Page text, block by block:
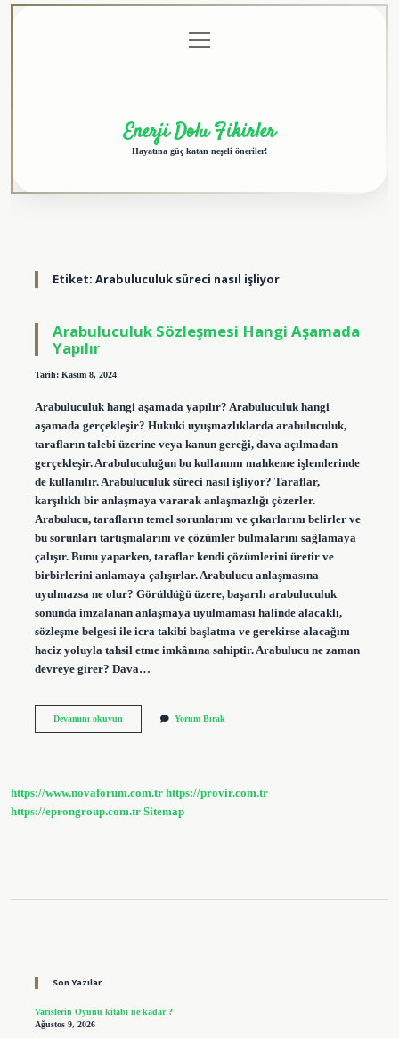
menüyü
aç
Enerji Dolu Fikirler
Hayatına güç katan neşeli öneriler!
Etiket: Arabuluculuk süreci nasıl işliyor
Arabuluculuk Sözleşmesi Hangi Aşamada
Yapılır
Tarih: Kasım 8, 2024
Arabuluculuk hangi aşamada yapılır? Arabuluculuk hangi
aşamada gerçekleşir? Hukuki uyuşmazlıklarda arabuluculuk,
tarafların talebi üzerine veya kanun gereği, dava açılmadan
gerçekleşir. Arabuluculuğun bu kullanımı mahkeme işlemlerinde
de kullanılır. Arabuluculuk süreci nasıl işliyor? Taraflar,
karşılıklı bir anlaşmaya vararak anlaşmazlığı çözerler.
Arabulucu, tarafların temel sorunlarını ve çıkarlarını belirler ve
bu sorunları tartışmalarını ve çözümler bulmalarını sağlamaya
çalışır. Bunu yaparken, taraflar kendi çözümlerini üretir ve
birbirlerini anlamaya çalışırlar. Arabulucu anlaşmasına
uyulmazsa ne olur? Görüldüğü üzere, başarılı arabuluculuk
sonunda imzalanan anlaşmaya uyulmaması halinde alacaklı,
sözleşme belgesi ile icra takibi başlatma ve gerekirse alacağını
haciz yoluyla tahsil etme imkânına sahiptir. Arabulucu ne zaman
devreye girer? Dava…
Devamını okuyunArabuluculukYorum Bırak
https://www.novaforum.com.tr https://provir.com.tr
https://eprongroup.com.tr Sitemap
Son Yazılar
Varislerin Oyunu kitabı ne kadar ?
Ağustos 9, 2026